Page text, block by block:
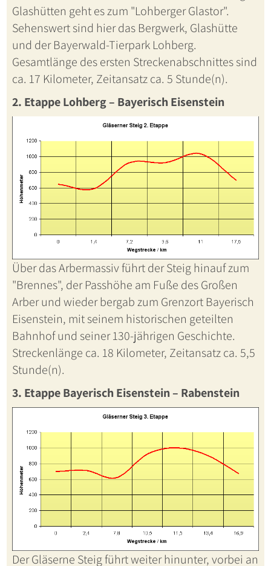
Glashütten geht es zum "Lohberger Glastor".
Sehenswert sind hier das Bergwerk, Glashütte
und der Bayerwald-Tierpark Lohberg.
Gesamtlänge des ersten Streckenabschnittes sind
ca. 17 Kilometer, Zeitansatz ca. 5 Stunde(n).
2. Etappe Lohberg – Bayerisch Eisenstein
Über das Arbermassiv führt der Steig hinauf zum
"Brennes", der Passhöhe am Fuße des Großen
Arber und wieder bergab zum Grenzort Bayerisch
Eisenstein, mit seinem historischen geteilten
Bahnhof und seiner 130-jährigen Geschichte.
Streckenlänge ca. 18 Kilometer, Zeitansatz ca. 5,5
Stunde(n).
3. Etappe Bayerisch Eisenstein – Rabenstein
Der Gläserne Steig führt weiter hinunter, vorbei an